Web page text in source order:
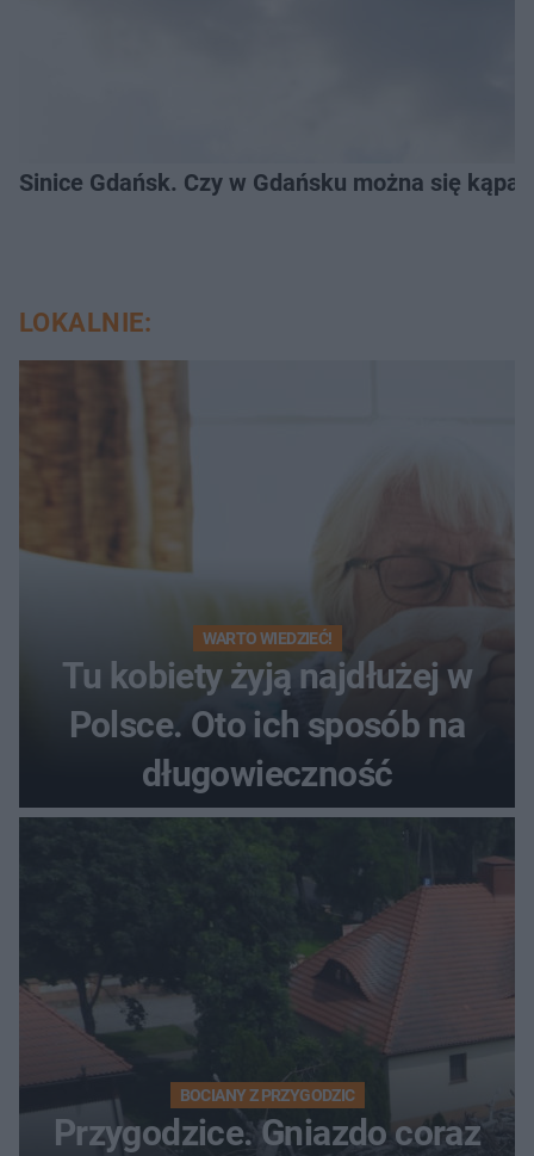
Sinice Gdańsk. Czy w Gdańsku można się
LOKALNIE:
WARTO WIEDZIEĆ!
Tu kobiety żyją najdłużej w
Polsce. Oto ich sposób na
długowieczność
BOCIANY Z PRZYGODZIC
Przygodzice. Gniazdo coraz